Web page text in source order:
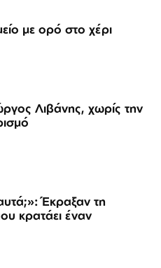
με ορό στο χέρι
Λιβάνης, χωρίς την
Έκραξαν τη
κρατάει έναν